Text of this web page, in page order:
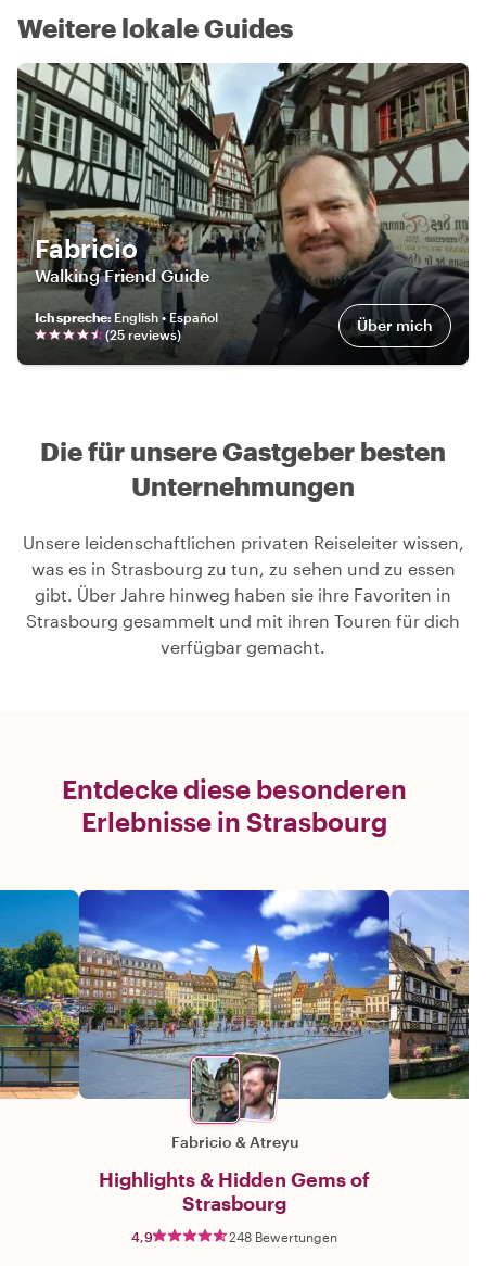
Weitere lokale Guides
Fabricio
Walking Friend Guide
Ich spreche:English • Español
(25 reviews) Über mich
Die für unsere Gastgeber besten
Unternehmungen
Unsere leidenschaftlichen privaten Reiseleiter wissen,
was es in Strasbourg zu tun, zu sehen und zu essen
gibt. Über Jahre hinweg haben sie ihre Favoriten in
Strasbourg gesammelt und mit ihren Touren für dich
verfügbar gemacht.
Entdecke diese besonderen
Erlebnisse in Strasbourg
Fabricio & Atreyu
Highlights & Hidden Gems of
Strasbourg
4,9 248 Bewertungen